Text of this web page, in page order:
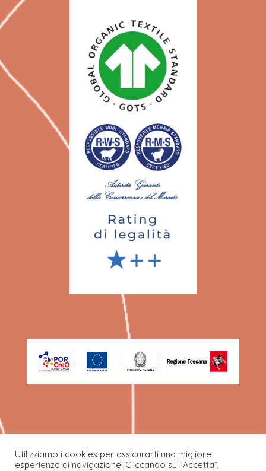
©Ecafil Best SPA 2022.
Utilizziamo i cookies per assicurarti una migliore
esperienza di navigazione. Cliccando su “Accetta”,